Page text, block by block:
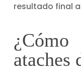
resultado final
ataches